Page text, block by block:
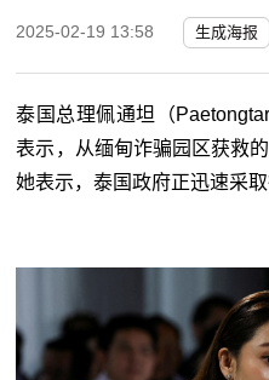
2025-02-19 13:58 生成海报
泰国总理佩通坦（
表示，从缅甸诈骗园区获救
她表示，泰国政府正迅速采取